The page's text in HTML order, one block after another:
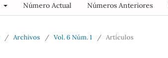
Número Actual Números Anteriores
/ Archivos / Vol. 6 Núm. 1 / Artículos